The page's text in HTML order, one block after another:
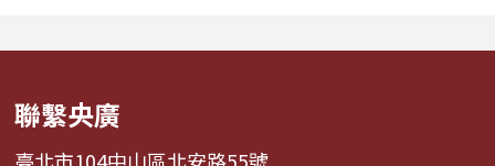
啦啦隊...
舞、想流淚...
聯繫央廣